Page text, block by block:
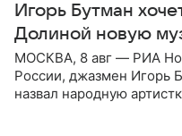
Игорь Бутман
Долиной новую
МОСКВА, 8 авг — РИА
России, джазмен Игорь
назвал народную